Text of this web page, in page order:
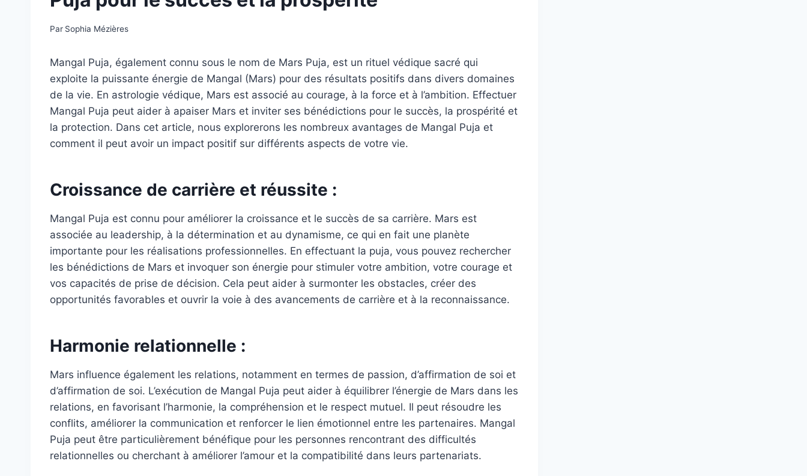
Par Sophia Mézières
Mangal Puja, également connu sous le nom de Mars Puja, est un rituel védique sacré qui
exploite la puissante énergie de Mangal (Mars) pour des résultats positifs dans divers domaines
de la vie. En astrologie védique, Mars est associé au courage, à la force et à l’ambition. Effectuer
Mangal Puja peut aider à apaiser Mars et inviter ses bénédictions pour le succès, la prospérité et
la protection. Dans cet article, nous explorerons les nombreux avantages de Mangal Puja et
comment il peut avoir un impact positif sur différents aspects de votre vie.
Croissance de carrière et réussite :
Mangal Puja est connu pour améliorer la croissance et le succès de sa carrière. Mars est
associée au leadership, à la détermination et au dynamisme, ce qui en fait une planète
importante pour les réalisations professionnelles. En effectuant la puja, vous pouvez rechercher
les bénédictions de Mars et invoquer son énergie pour stimuler votre ambition, votre courage et
vos capacités de prise de décision. Cela peut aider à surmonter les obstacles, créer des
opportunités favorables et ouvrir la voie à des avancements de carrière et à la reconnaissance.
Harmonie relationnelle :
Mars influence également les relations, notamment en termes de passion, d’affirmation de soi et
d’affirmation de soi. L’exécution de Mangal Puja peut aider à équilibrer l’énergie de Mars dans les
relations, en favorisant l’harmonie, la compréhension et le respect mutuel. Il peut résoudre les
conflits, améliorer la communication et renforcer le lien émotionnel entre les partenaires. Mangal
Puja peut être particulièrement bénéfique pour les personnes rencontrant des difficultés
relationnelles ou cherchant à améliorer l’amour et la compatibilité dans leurs partenariats.